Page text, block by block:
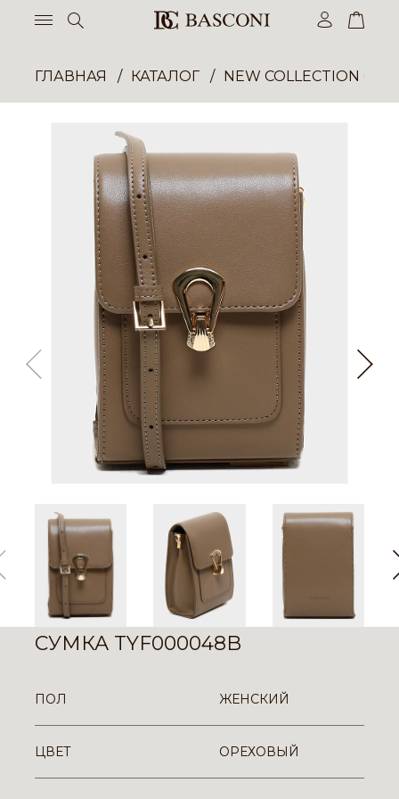
ГЛАВНАЯ КАТАЛОГ NEW COLLECTION
СУМКА TYF000048B
ПОЛ ЖЕНСКИЙ
ЦВЕТ ОРЕХОВЫЙ